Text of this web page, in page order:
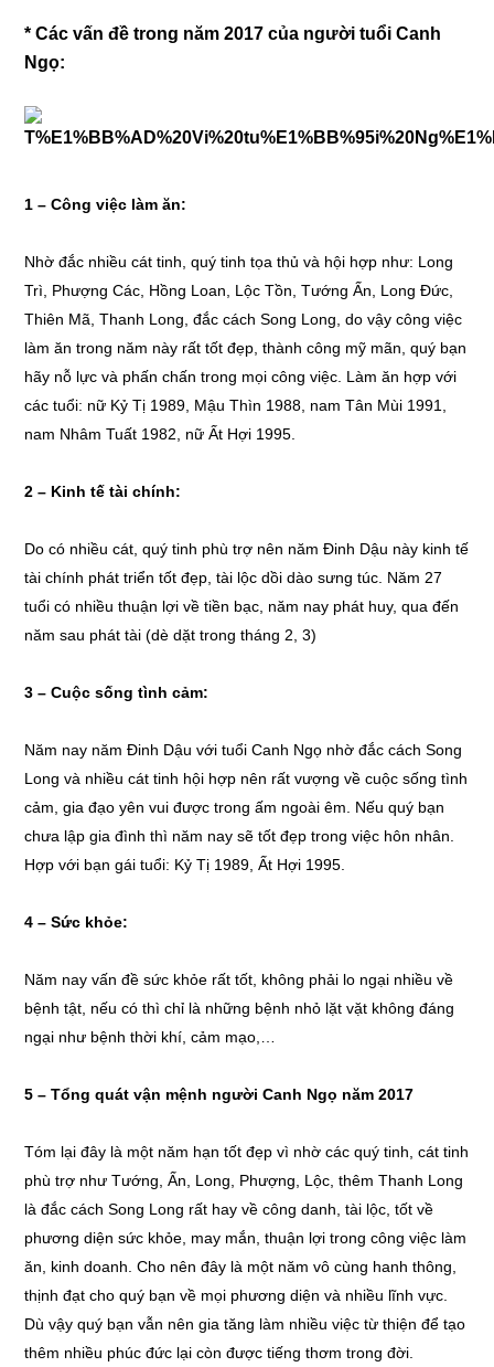
* Các vấn đề trong năm 2017 của người tuổi Canh
Ngọ:
1 – Công việc làm ăn:
Nhờ đắc nhiều cát tinh, quý tinh tọa thủ và hội hợp như: Long
Trì, Phượng Các, Hồng Loan, Lộc Tồn, Tướng Ấn, Long Đức,
Thiên Mã, Thanh Long, đắc cách Song Long, do vậy công việc
làm ăn trong năm này rất tốt đẹp, thành công mỹ mãn, quý bạn
hãy nỗ lực và phấn chấn trong mọi công việc. Làm ăn hợp với
các tuổi: nữ Kỷ Tị 1989, Mậu Thìn 1988, nam Tân Mùi 1991,
nam Nhâm Tuất 1982, nữ Ất Hợi 1995.
2 – Kinh tế tài chính:
Do có nhiều cát, quý tinh phù trợ nên năm Đinh Dậu này kinh tế
tài chính phát triển tốt đẹp, tài lộc dồi dào sưng túc. Năm 27
tuổi có nhiều thuận lợi về tiền bạc, năm nay phát huy, qua đến
năm sau phát tài (dè dặt trong tháng 2, 3)
3 – Cuộc sống tình cảm:
Năm nay năm Đinh Dậu với tuổi Canh Ngọ nhờ đắc cách Song
Long và nhiều cát tinh hội hợp nên rất vượng về cuộc sống tình
cảm, gia đạo yên vui được trong ấm ngoài êm. Nếu quý bạn
chưa lập gia đình thì năm nay sẽ tốt đẹp trong việc hôn nhân.
Hợp với bạn gái tuổi: Kỷ Tị 1989, Ất Hợi 1995.
4 – Sức khỏe:
Năm nay vấn đề sức khỏe rất tốt, không phải lo ngại nhiều về
bệnh tật, nếu có thì chỉ là những bệnh nhỏ lặt vặt không đáng
ngại như bệnh thời khí, cảm mạo,…
5 – Tổng quát vận mệnh người Canh Ngọ năm 2017
Tóm lại đây là một năm hạn tốt đẹp vì nhờ các quý tinh, cát tinh
phù trợ như Tướng, Ấn, Long, Phượng, Lộc, thêm Thanh Long
là đắc cách Song Long rất hay về công danh, tài lộc, tốt về
phương diện sức khỏe, may mắn, thuận lợi trong công việc làm
ăn, kinh doanh. Cho nên đây là một năm vô cùng hanh thông,
thịnh đạt cho quý bạn về mọi phương diện và nhiều lĩnh vực.
Dù vậy quý bạn vẫn nên gia tăng làm nhiều việc từ thiện để tạo
thêm nhiều phúc đức lại còn được tiếng thơm trong đời.